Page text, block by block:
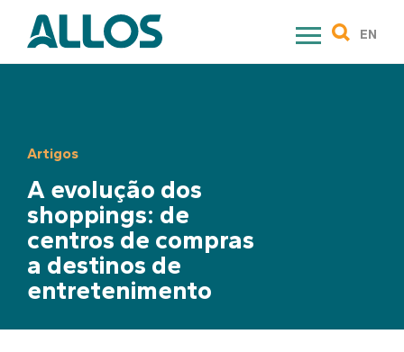
content
EN
Artigos
A evolução dos
shoppings: de
centros de compras
a destinos de
entretenimento